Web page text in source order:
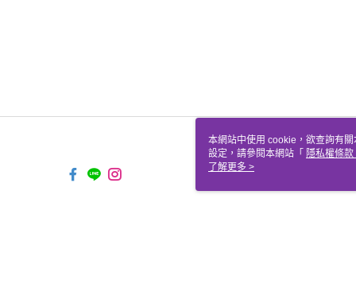
本網站中使用 cookie，欲查詢有
設定，請參閱本網站「 隱私權條款
使用 cookie。
了解更多 >